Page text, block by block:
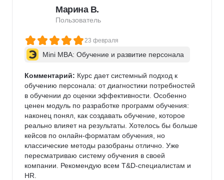
Марина В.
Пользователь
23 февраля
Mini MBA: Обучение и развитие персонала
Комментарий: Курс дает системный подход к
обучению персонала: от диагностики потребностей
в обучении до оценки эффективности. Особенно
ценен модуль по разработке программ обучения:
наконец понял, как создавать обучение, которое
реально влияет на результаты. Хотелось бы больше
кейсов по онлайн-форматам обучения, но
классические методы разобраны отлично. Уже
пересматриваю систему обучения в своей
компании. Рекомендую всем T&D-специалистам и
HR.